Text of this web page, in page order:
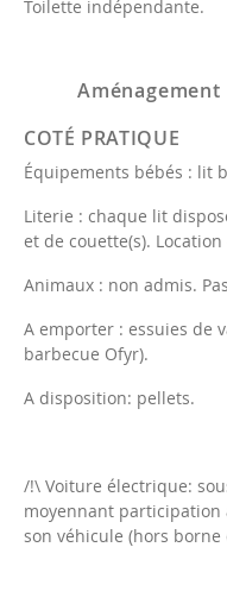
Toilette indépendante.
Aménagement
COTÉ PRATIQUE
Équipements bébés : lit
Literie : chaque lit
et de couette(s).
Animaux : non admis.
A emporter : essuies de
barbecue Ofyr).
A disposition: pellets.
/!\ Voiture électrique:
moyennant
son véhicule (hors borne